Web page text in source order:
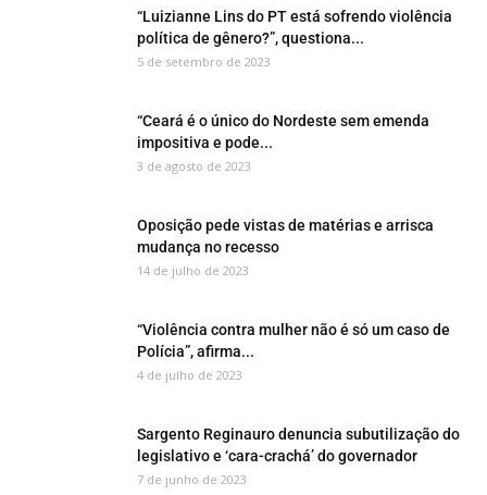
“Luizianne Lins do PT está sofrendo violência
política de gênero?”, questiona...
5 de setembro de 2023
“Ceará é o único do Nordeste sem emenda
impositiva e pode...
3 de agosto de 2023
Oposição pede vistas de matérias e arrisca
mudança no recesso
14 de julho de 2023
“Violência contra mulher não é só um caso de
Polícia”, afirma...
4 de julho de 2023
Sargento Reginauro denuncia subutilização do
legislativo e ‘cara-crachá’ do governador
7 de junho de 2023